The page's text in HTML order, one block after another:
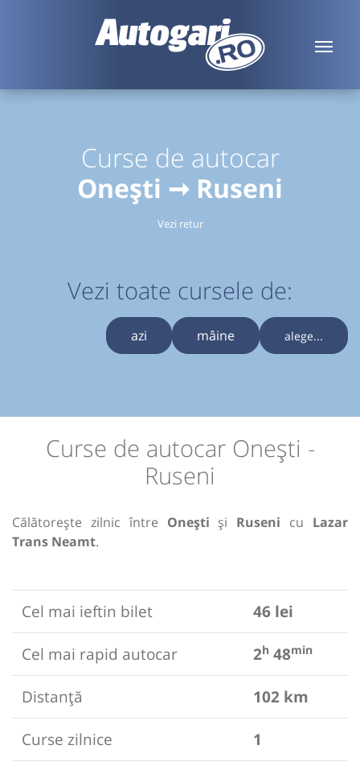
Curse de autocar
Onești ➞ Ruseni
Vezi retur
Vezi toate cursele de:
azi mâine alege...
Curse de autocar Onești -
Ruseni
Călătorește zilnic între Onești și Ruseni cu Lazar
Trans Neamt.
Cel mai ieftin bilet
46 lei
Cel mai rapid autocar
2h 48min
Distanță
102 km
Curse zilnice
1